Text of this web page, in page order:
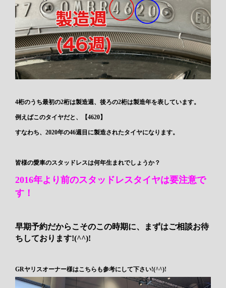
4桁のうち最初の2桁は製造週、後ろの2桁は製造年を表しています。
例えばこのタイヤだと、【4620】
すなわち、2020年の46週目に製造されたタイヤになります。
皆様の愛車のスタッドレスは何年生まれでしょうか？
2016年より前のスタッドレスタイヤは要注意で
す！
早期予約だからこそのこの時期に、まずはご相談お待
ちしております!(^^)!
GRヤリスオーナー様はこちらも参考にして下さい!(^^)!